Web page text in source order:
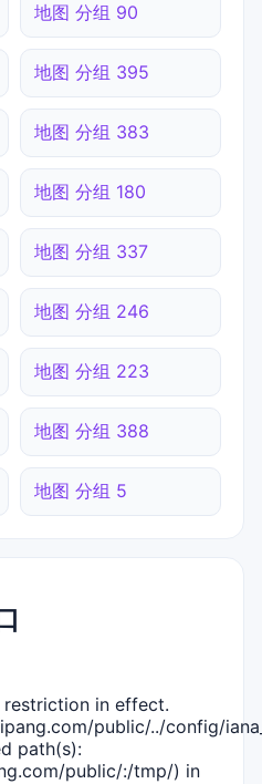
地图 分组 90
地图 分组 395
地图 分组 383
地图 分组 180
地图 分组 337
地图 分组 246
地图 分组 223
地图 分组 388
地图 分组 5
restriction in effect.
public/../config/
path(s):
public/:/tmp/) in